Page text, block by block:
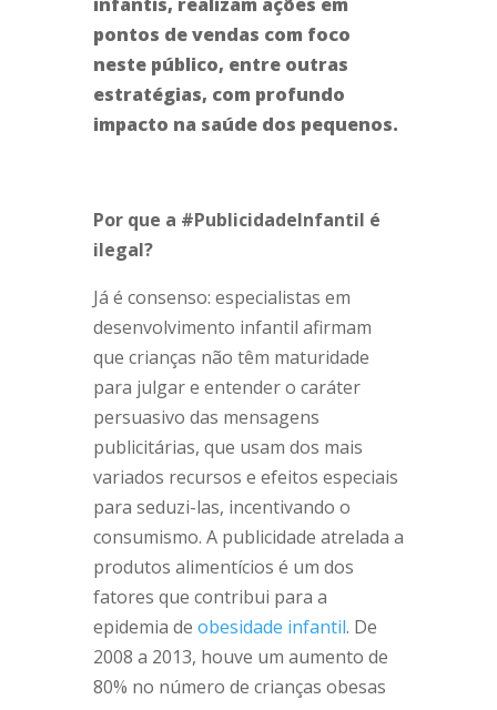
pontos de vendas com foco
neste público, entre outras
estratégias, com profundo
impacto na saúde dos pequenos.
Por que a #PublicidadeInfantil é
ilegal?
Já é consenso: especialistas em
desenvolvimento infantil afirmam
que crianças não têm maturidade
para julgar e entender o caráter
persuasivo das mensagens
publicitárias, que usam dos mais
variados recursos e efeitos especiais
para seduzi-las, incentivando o
consumismo. A publicidade atrelada a
produtos alimentícios é um dos
fatores que contribui para a
epidemia de obesidade infantil. De
2008 a 2013, houve um aumento de
80% no número de crianças obesas